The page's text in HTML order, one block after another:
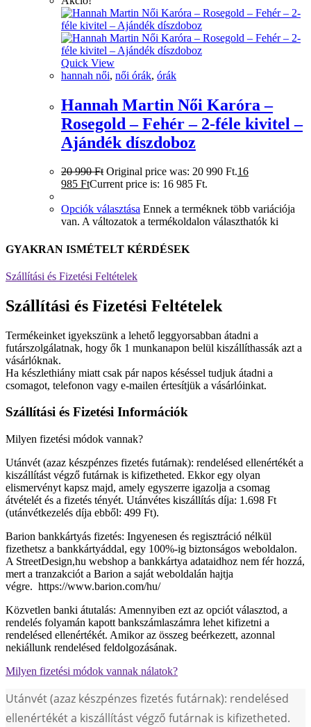
Quick View
hannah női, női órák, órák
Hannah Martin Női Karóra –
Rosegold – Fehér – 2-féle kivitel –
Ajándék díszdoboz
20 990Ft Original price was: 20 990 Ft.16
985 FtCurrent price is: 16 985 Ft.
Opciók választása Ennek a terméknek több variációja
van. A változatok a termékoldalon választhatók ki
GYAKRAN ISMÉTELT KÉRDÉSEK
Szállítási és Fizetési Feltételek
Szállítási és Fizetési Feltételek
Termékeinket igyekszünk a lehető leggyorsabban átadni a
futárszolgálatnak, hogy ők 1 munkanapon belül kiszállíthassák azt a
vásárlóknak.
Ha készlethiány miatt csak pár napos késéssel tudjuk átadni a
csomagot, telefonon vagy e-mailen értesítjük a vásárlóinkat.
Szállítási és Fizetési Információk
Milyen fizetési módok vannak?
Utánvét (azaz készpénzes fizetés futárnak): rendelésed ellenértékét a
kiszállítást végző futárnak is kifizetheted. Ekkor egy olyan
elismervényt kapsz majd, amely egyszerre igazolja a csomag
átvételét és a fizetés tényét. Utánvétes kiszállítás díja: 1.698 Ft
(utánvétkezelés díja ebből: 499 Ft).
Barion bankkártyás fizetés: Ingyenesen és regisztráció nélkül
fizethetsz a bankkártyáddal, egy 100%-ig biztonságos weboldalon.
A StreetDesign,hu webshop a bankkártya adataidhoz nem fér hozzá,
mert a tranzakciót a Barion a saját weboldalán hajtja
végre. https://www.barion.com/hu/
Közvetlen banki átutalás: Amennyiben ezt az opciót választod, a
rendelés folyamán kapott bankszámlaszámra lehet kifizetni a
rendelésed ellenértékét. Amikor az összeg beérkezett, azonnal
nekiállunk rendelésed feldolgozásának.
Milyen fizetési módok vannak nálatok?
Utánvét (azaz készpénzes fizetés futárnak): rendelésed
ellenértékét a kiszállítást végző futárnak is kifizetheted.